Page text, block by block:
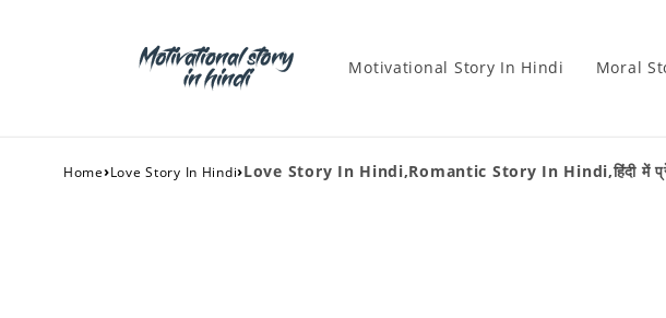
Motivational Story In Hindi Moral
Home›Love Story In Hindi›Love Story In Hindi,Romantic Story In Hindi,हिंदी में